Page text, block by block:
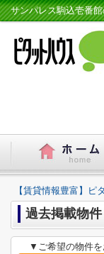
サンパレス駒込壱番
【賃貸情報豊富】ピ
過去掲載物
▼ご希望の物件を